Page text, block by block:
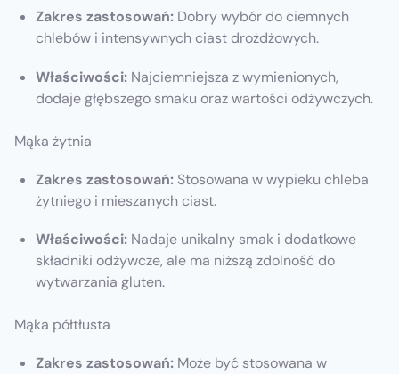
Zakres zastosowań: Dobry wybór do ciemnych
chlebów i intensywnych ciast drożdżowych.
Właściwości: Najciemniejsza z wymienionych,
dodaje głębszego smaku oraz wartości odżywczych.
Mąka żytnia
Zakres zastosowań: Stosowana w wypieku chleba
żytniego i mieszanych ciast.
Właściwości: Nadaje unikalny smak i dodatkowe
składniki odżywcze, ale ma niższą zdolność do
wytwarzania gluten.
Mąka półtłusta
Zakres zastosowań: Może być stosowana w